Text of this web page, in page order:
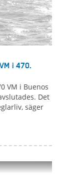
i 470.
VM i Buenos
Det
säger